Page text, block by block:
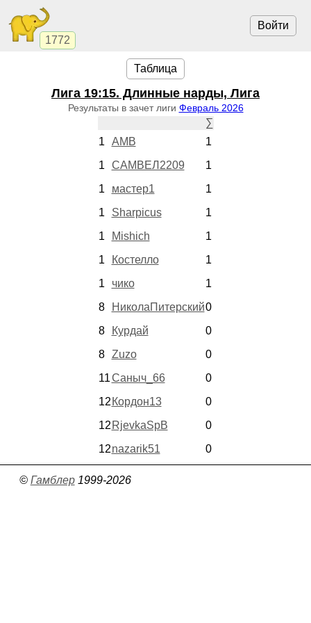
1772
Войти
Таблица
Лига 19:15. Длинные нарды, Лига
Результаты в зачет лиги Февраль 2026
∑
1
AMB
1
1
САМВЕЛ2209
1
1
мастер1
1
1
Sharpicus
1
1
Mishich
1
1
Костелло
1
1
чико
1
8
НиколаПитерский0
8
Курдай
0
8
Zuzo
0
11Саныч_66
0
12 Кордон13
0
12 RjevkaSpB
0
12nazarik51 0
© Гамблер1999-2026